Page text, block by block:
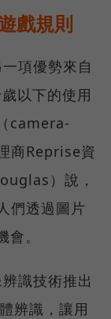
戲規則
項優勢來自
以下的使用
camera-
商Reprise資
）說，
們透過圖片
。
識技術推出
辨識，讓用